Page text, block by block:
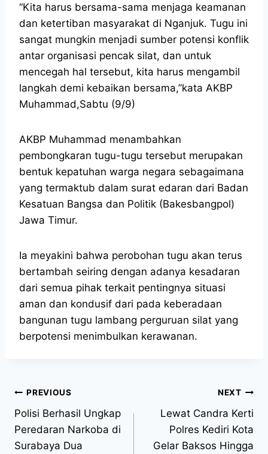
“Kita harus bersama-sama menjaga keamanan
dan ketertiban masyarakat di Nganjuk. Tugu ini
sangat mungkin menjadi sumber potensi konflik
antar organisasi pencak silat, dan untuk
mencegah hal tersebut, kita harus mengambil
langkah demi kebaikan bersama,”kata AKBP
Muhammad,Sabtu (9/9)
AKBP Muhammad menambahkan
pembongkaran tugu-tugu tersebut merupakan
bentuk kepatuhan warga negara sebagaimana
yang termaktub dalam surat edaran dari Badan
Kesatuan Bangsa dan Politik (Bakesbangpol)
Jawa Timur.
Ia meyakini bahwa perobohan tugu akan terus
bertambah seiring dengan adanya kesadaran
dari semua pihak terkait pentingnya situasi
aman dan kondusif dari pada keberadaan
bangunan tugu lambang perguruan silat yang
berpotensi menimbulkan kerawanan.
PREVIOUS
Polisi Berhasil Ungkap
Peredaran Narkoba di
Surabaya Dua
NEXT
Lewat Candra Kerti
Polres Kediri Kota
Gelar Baksos Hingga